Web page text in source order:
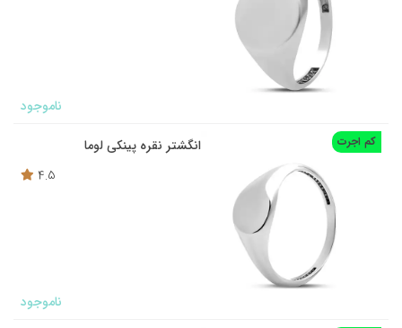
ناموجود
کم اجرت
انگشتر نقره پینکی لوما
4.5
ناموجود